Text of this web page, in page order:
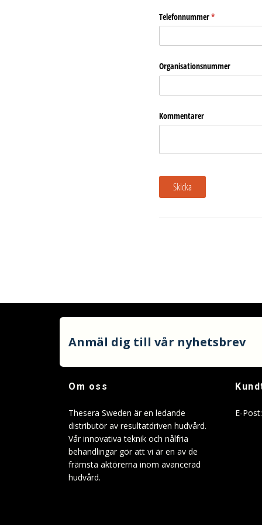
Anmäl dig till vår nyhetsbrev
Om oss
Thesera Sweden är en ledande
distributör av resultatdriven hudvård.
Vår innovativa teknik och nålfria
behandlingar gör att vi är en av de
främsta aktörerna inom avancerad
hudvård.
E-